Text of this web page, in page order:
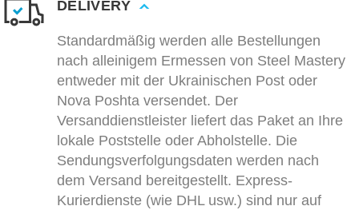
DELIVERY
Standardmäßig werden alle Bestellungen
nach alleinigem Ermessen von Steel Mastery
entweder mit der Ukrainischen Post oder
Nova Poshta versendet. Der
Versanddienstleister liefert das Paket an Ihre
lokale Poststelle oder Abholstelle. Die
Sendungsverfolgungsdaten werden nach
dem Versand bereitgestellt. Express-
Kurierdienste (wie DHL usw.) sind nur auf